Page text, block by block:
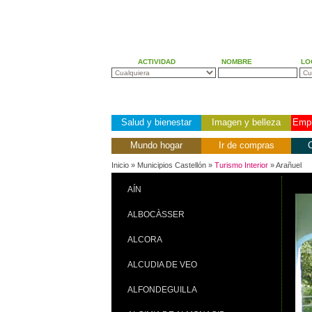
ACTIVIDAD NOMBRE
Salud y bienestar Imagen y belleza
Mundo hogar Ir de compras
Inicio » Municipios Castellón » Turismo Interior » Arañuel
AÍN
ALBOCÀSSER
ALCORA
ALCUDIA DE VEO
ALFONDEGUILLA